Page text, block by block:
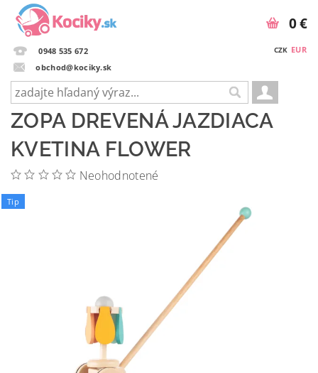
0948 535 672
obchod@kociky.sk
CZK EUR
0 €
ZOPA DREVENÁ JAZDIACA
KVETINA FLOWER
Neohodnotené
Tip